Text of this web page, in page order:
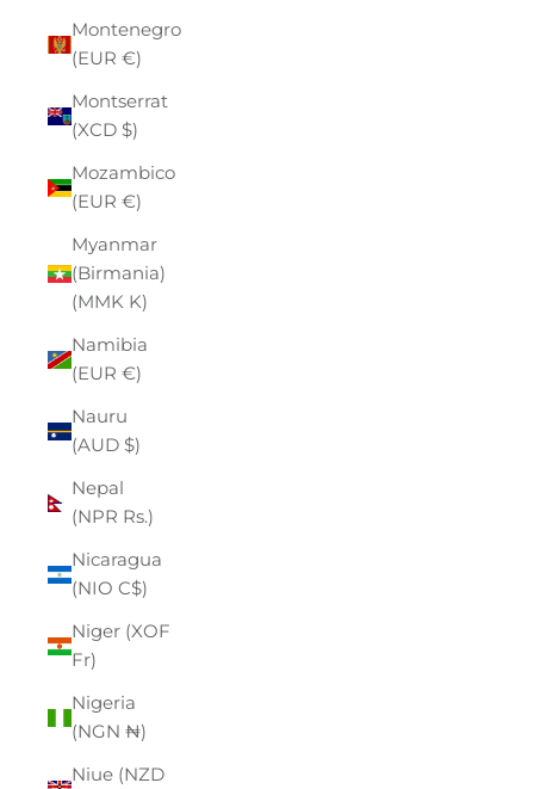
Montenegro
(EUR €)
Montserrat
(XCD $)
Mozambico
(EUR €)
Myanmar
(Birmania)
(MMK K)
Namibia
(EUR €)
Nauru
(AUD $)
Nepal
(NPR Rs.)
Nicaragua
(NIO C$)
Niger (XOF
Fr)
Nigeria
(NGN ₦)
Niue (NZD